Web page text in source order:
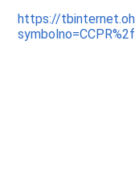
https://